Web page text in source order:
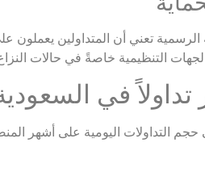
الرسمية تعني أن المتداولين
التنظيمية خاصةً في حالات
تداولاً في
التداولات اليومية على أشهر